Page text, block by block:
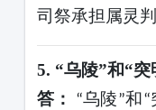
司祭承担属灵
5. “乌陵”和“突
答：
“乌陵”和“